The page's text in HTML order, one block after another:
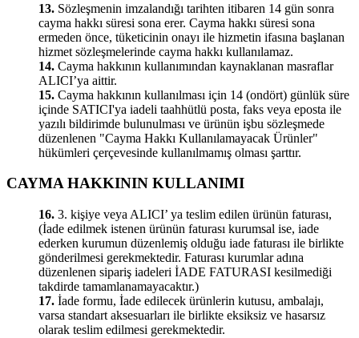
13. Sözleşmenin imzalandığı tarihten itibaren 14 gün sonra
cayma hakkı süresi sona erer. Cayma hakkı süresi sona
ermeden önce, tüketicinin onayı ile hizmetin ifasına başlanan
hizmet sözleşmelerinde cayma hakkı kullanılamaz.
14. Cayma hakkının kullanımından kaynaklanan masraflar
ALICI’ya aittir.
15. Cayma hakkının kullanılması için 14 (ondört) günlük süre
içinde SATICI'ya iadeli taahhütlü posta, faks veya eposta ile
yazılı bildirimde bulunulması ve ürünün işbu sözleşmede
düzenlenen "Cayma Hakkı Kullanılamayacak Ürünler"
hükümleri çerçevesinde kullanılmamış olması şarttır.
CAYMA HAKKININ KULLANIMI
16. 3. kişiye veya ALICI’ ya teslim edilen ürünün faturası,
(İade edilmek istenen ürünün faturası kurumsal ise, iade
ederken kurumun düzenlemiş olduğu iade faturası ile birlikte
gönderilmesi gerekmektedir. Faturası kurumlar adına
düzenlenen sipariş iadeleri İADE FATURASI kesilmediği
takdirde tamamlanamayacaktır.)
17. İade formu, İade edilecek ürünlerin kutusu, ambalajı,
varsa standart aksesuarları ile birlikte eksiksiz ve hasarsız
olarak teslim edilmesi gerekmektedir.